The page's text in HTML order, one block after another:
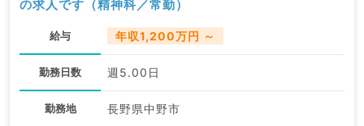
の求人です（精神科／常勤）
給与 年収1,200万円 ～
勤務日数 週5.00日
勤務地 長野県中野市